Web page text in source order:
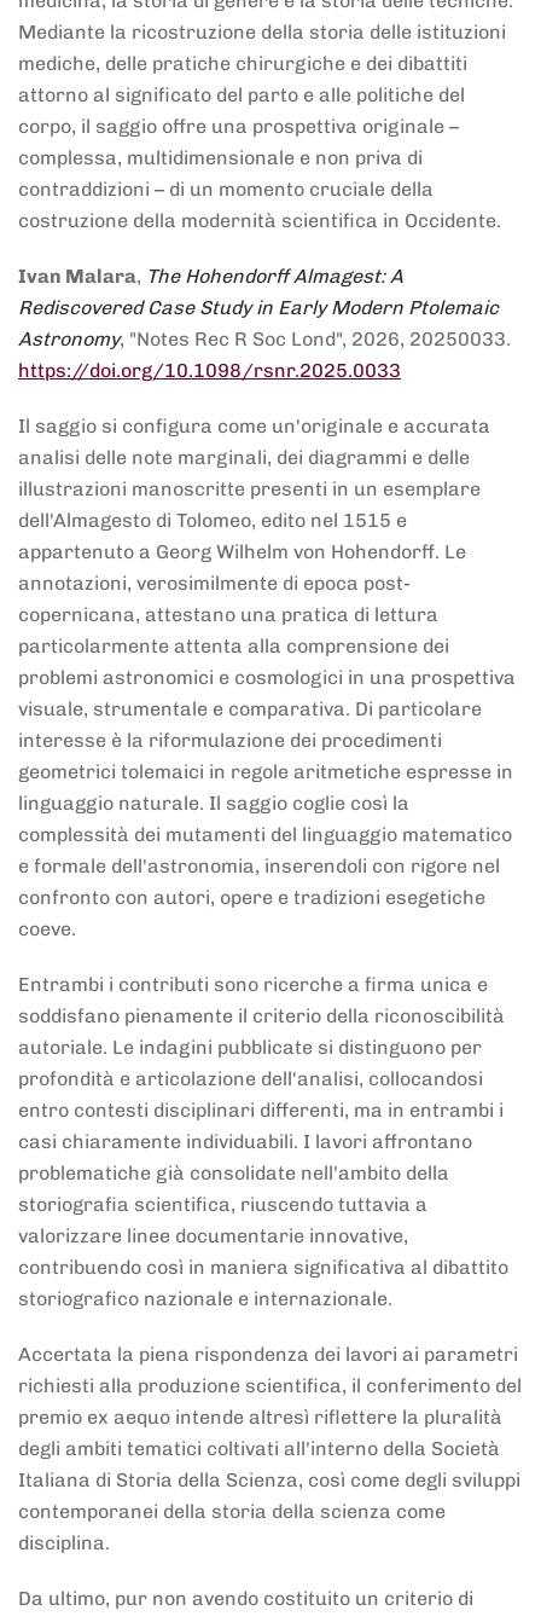
Mediante la ricostruzione della storia delle istituzioni
mediche, delle pratiche chirurgiche e dei dibattiti
attorno al significato del parto e alle politiche del
corpo, il saggio offre una prospettiva originale –
complessa, multidimensionale e non priva di
contraddizioni – di un momento cruciale della
costruzione della modernità scientifica in Occidente.
Ivan Malara, The Hohendorff Almagest: A
Rediscovered Case Study in Early Modern Ptolemaic
Astronomy, "Notes Rec R Soc Lond", 2026, 20250033.
https://doi.org/10.1098/rsnr.2025.0033
Il saggio si configura come un'originale e accurata
analisi delle note marginali, dei diagrammi e delle
illustrazioni manoscritte presenti in un esemplare
dell'Almagesto di Tolomeo, edito nel 1515 e
appartenuto a Georg Wilhelm von Hohendorff. Le
annotazioni, verosimilmente di epoca post-
copernicana, attestano una pratica di lettura
particolarmente attenta alla comprensione dei
problemi astronomici e cosmologici in una prospettiva
visuale, strumentale e comparativa. Di particolare
interesse è la riformulazione dei procedimenti
geometrici tolemaici in regole aritmetiche espresse in
linguaggio naturale. Il saggio coglie così la
complessità dei mutamenti del linguaggio matematico
e formale dell'astronomia, inserendoli con rigore nel
confronto con autori, opere e tradizioni esegetiche
coeve.
Entrambi i contributi sono ricerche a firma unica e
soddisfano pienamente il criterio della riconoscibilità
autoriale. Le indagini pubblicate si distinguono per
profondità e articolazione dell'analisi, collocandosi
entro contesti disciplinari differenti, ma in entrambi i
casi chiaramente individuabili. I lavori affrontano
problematiche già consolidate nell'ambito della
storiografia scientifica, riuscendo tuttavia a
valorizzare linee documentarie innovative,
contribuendo così in maniera significativa al dibattito
storiografico nazionale e internazionale.
Accertata la piena rispondenza dei lavori ai parametri
richiesti alla produzione scientifica, il conferimento del
premio ex aequo intende altresì riflettere la pluralità
degli ambiti tematici coltivati all'interno della Società
Italiana di Storia della Scienza, così come degli sviluppi
contemporanei della storia della scienza come
disciplina.
Da ultimo, pur non avendo costituito un criterio di